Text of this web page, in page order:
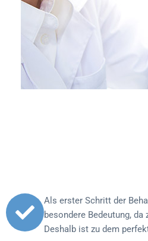
Als erster Schritt der
besondere Bedeutung,
Deshalb ist zu dem